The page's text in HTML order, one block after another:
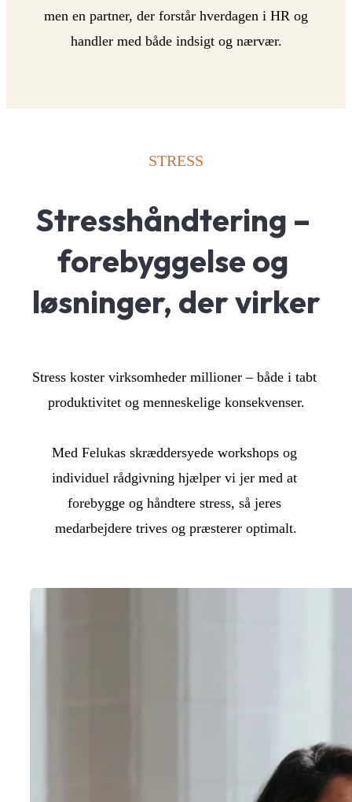
men en partner, der forstår hverdagen i HR og
handler med både indsigt og nærvær.
STRESS
Stresshåndtering –
forebyggelse og
løsninger, der virker
Stress koster virksomheder millioner – både i tabt
produktivitet og menneskelige konsekvenser.
Med Felukas skræddersyede workshops og
individuel rådgivning hjælper vi jer med at
forebygge og håndtere stress, så jeres
medarbejdere trives og præsterer optimalt.